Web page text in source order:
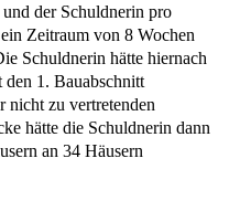
der Schuldnerin pro
Zeitraum von 8 Wochen
Schuldnerin hätte hiernach
1. Bauabschnitt
nicht zu vertretenden
hätte die Schuldnerin dann
an 34 Häusern